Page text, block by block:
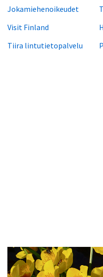
Jokamiehenoikeudet
Visit Finland
Tiira lintutietopalvelu